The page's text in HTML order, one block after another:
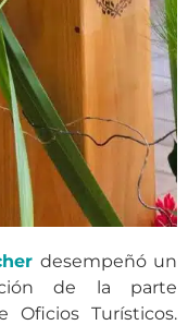
desempeñó un
de la parte
Oficios Turísticos.